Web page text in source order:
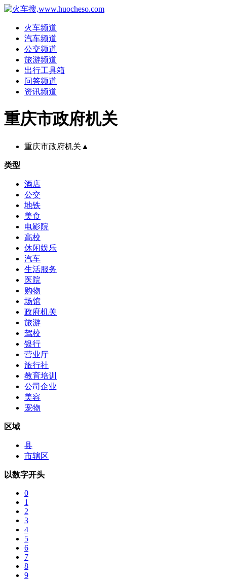
火车频道
汽车频道
公交频道
旅游频道
出行工具箱
问答频道
资讯频道
重庆市政府机关
重庆市政府机关 ▲
类型
酒店
公交
地铁
美食
电影院
高校
休闲娱乐
汽车
生活服务
医院
购物
场馆
政府机关
旅游
驾校
银行
营业厅
旅行社
教育培训
公司企业
美容
宠物
区域
县
市辖区
以数字开头
0
1
2
3
4
5
6
7
8
9